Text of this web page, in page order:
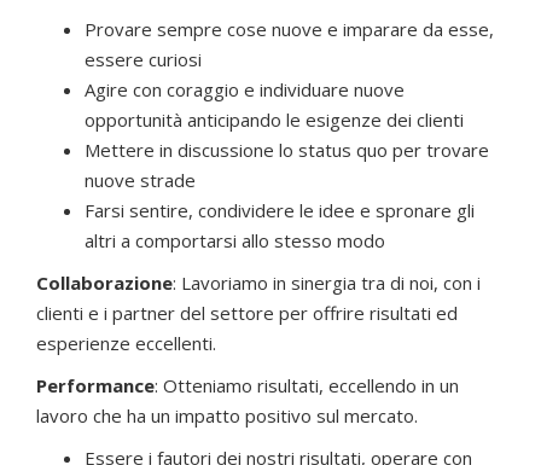
Provare sempre cose nuove e imparare da esse,
essere curiosi
Agire con coraggio e individuare nuove
opportunità anticipando le esigenze dei clienti
Mettere in discussione lo status quo per trovare
nuove strade
Farsi sentire, condividere le idee e spronare gli
altri a comportarsi allo stesso modo
Collaborazione: Lavoriamo in sinergia tra di noi, con i
clienti e i partner del settore per offrire risultati ed
esperienze eccellenti.
Performance: Otteniamo risultati, eccellendo in un
lavoro che ha un impatto positivo sul mercato.
Essere i fautori dei nostri risultati, operare con